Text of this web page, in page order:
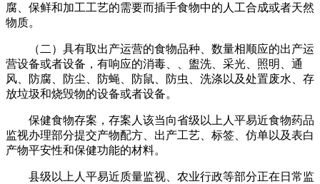
腐、保鲜和加工工艺的需要而插手食物中的人工合成或者天然
物质。
（二）具有取出产运营的食物品种、数量相顺应的出产运
营设备或者设备，有响应的消毒、、盥洗、采光、照明、通
风、防腐、防尘、防蝇、防鼠、防虫、洗涤以及处置废水、存
放垃圾和烧毁物的设备或者设备。
保健食物存案，存案人该当向省级以上人平易近食物药品
监视办理部分提交产物配方、出产工艺、标签、仿单以及表白
产物平安性和保健功能的材料。
县级以上人平易近质量监视、农业行政等部分正在日常监